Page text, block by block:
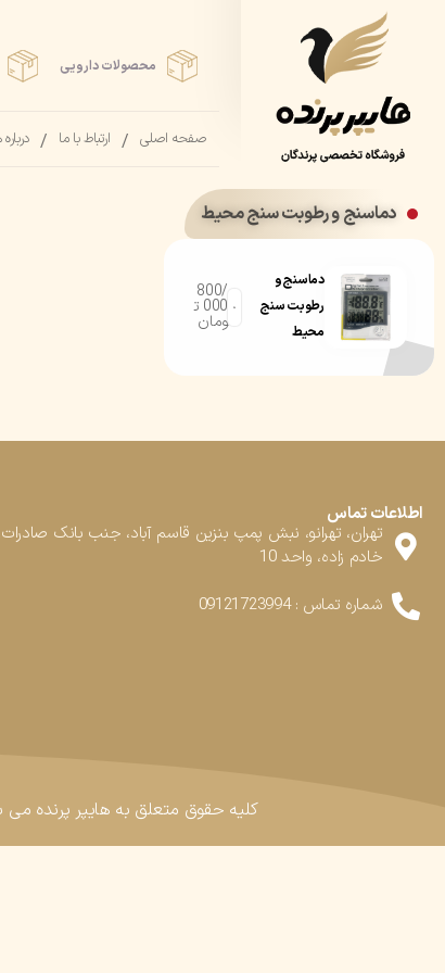
محصولات دارویی
صفحه اصلی ارتباط با ما
دماسنج و رطوبت سنج محیط
دماسنج و
رطوبت سنج
محیط
800/
000 ت
ومان
اطلاعات تماس
تهران، تهرانو، نبش پمپ بنزین قاسم آباد، جنب بانک
خادم زاده، واحد 10
شماره تماس : 09121723994
کلیه حقوق متعلق به هایپر پرنده می